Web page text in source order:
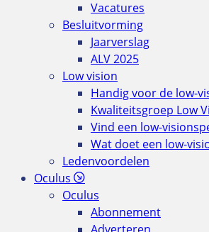
Vacatures
Besluitvorming
Jaarverslag
ALV 2025
Low vision
Handig voor de low-
Kwaliteitsgroep Low
Vind een low-
Wat doet een low-
Ledenvoordelen
Oculus
Oculus
Abonnement